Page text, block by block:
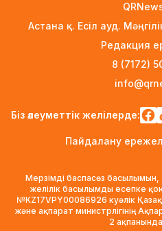
УЕФА: Инфантиноға
күшінде қалады
«Өзімізге де керек»:
жеткізу туралы айтты
тасымалдаған күдікті
ERG-дегі мемлекеттің
«Самұрық-Қазынаға» өтті
Астана қ. Есіл ауд.
Редакция
8 (7172)
Біз әлеуметтік желілерде:
Пайдалану
Мерзімді баспасөз басылымын,
желілік басылымды есепке
№KZ17VPY00086926 куәлік
және ақпарат министрлігінің
2